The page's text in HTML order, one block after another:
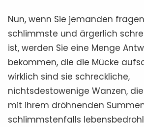
Nun, wenn Sie jemanden
schlimmste und ärgerlich
ist, werden Sie eine Menge
bekommen, die die Mücke
wirklich sind sie schreckliche,
nichtsdestowenige Wanzen,
mit ihrem dröhnenden
schlimmstenfalls